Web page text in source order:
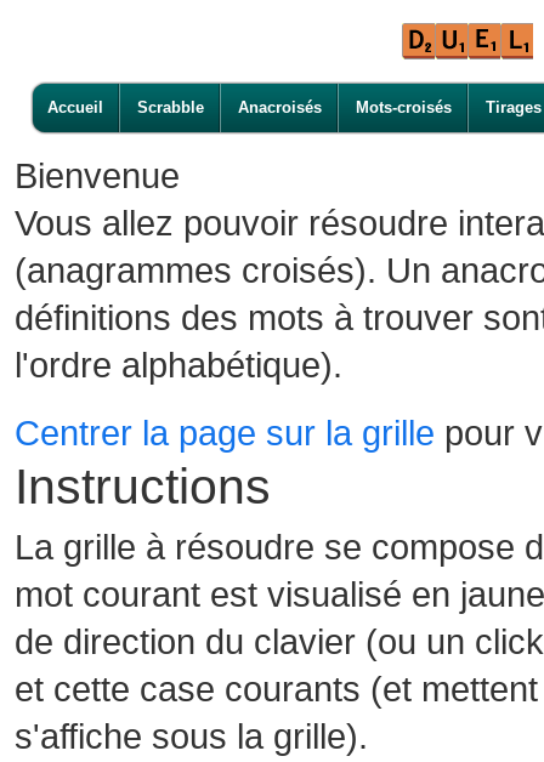
Accueil Scrabble Anacroisés Mots-croisés Tirages
Bienvenue
Vous allez pouvoir résoudre
(anagrammes croisés). Un
définitions des mots à trouver
l'ordre alphabétique).
Centrer la page sur la grille pour
Instructions
La grille à résoudre se compose
mot courant est visualisé en
de direction du clavier (ou un
et cette case courants (et
s'affiche sous la grille).